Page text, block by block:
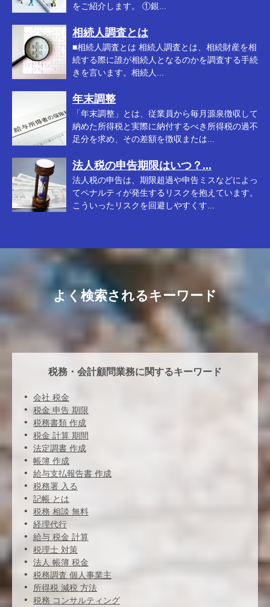
をご紹介します。 ①銀...
相続人調査とは
■相続人調査とは 相続人調査とは、相続財産を相
続する際に誰が相続人となるのかを調査する手続
きを言います。相続人...
年末調整
「年末調整」とは、従業員から毎月源泉徴収して
納めた所得税と実際に納付するべき所得税の過不
足分を求め、その差額を徴収または...
法人税の申告期限はいつ？...
法人税の申告は、期限超過や申告ミスなどによっ
てペナルティが発生するリスクを抱えています。
こういったリスクを回避しやすくす...
よく検索されるキーワード
税務・会計顧問業務に関するキーワード
会社 税金
税金 申告 期限
税務書類 作成
税金 計算 期間
法定調書 作成
帳簿 作成
給与支払報告書 作成
税務署 入る
記帳 とは
税務 相談 無料
経理代行
給与 税金 計算
税理士 対策
法人 帳簿 税金
税務調査 個人事業主
所得税 減税 方法
税務 コンサルティング